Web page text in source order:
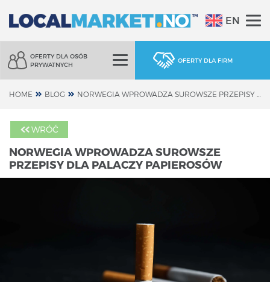
EN
OFERTY DLA OSÓB
PRYWATNYCH
OFERTY DLA FIRM
HOME BLOG
WRÓĆ
NORWEGIA WPROWADZA SUROWSZE
PRZEPISY DLA PALACZY PAPIEROSÓW